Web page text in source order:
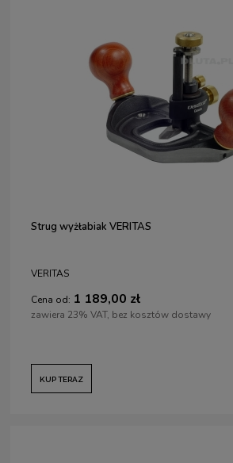
Strug wyżłabiak VERITAS
VERITAS
Cena od: 1 189,00 zł
zawiera 23% VAT, bez kosztów dostawy
KUP TERAZ